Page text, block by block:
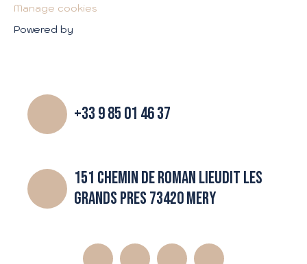
Manage cookies
Powered by
+33 9 85 01 46 37
151 CHEMIN DE ROMAN LIEUDIT LES
GRANDS PRES 73420 MERY